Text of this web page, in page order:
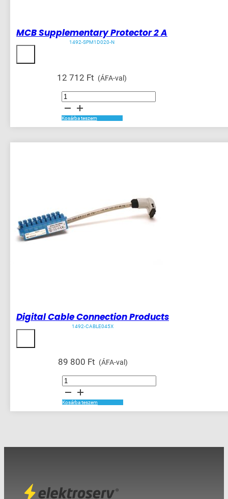
MCB Supplementary Protector 2 A
1492-SPM1D020-N
12 712 Ft (ÁFA-val)
MCB
Supplementary
Protector
A
mennyiség
Kosárba teszem
Digital Cable Connection Products
1492-CABLE045X
89 800 Ft (ÁFA-val)
Digital
Cable
Connection
Products
mennyiség
Kosárba teszem